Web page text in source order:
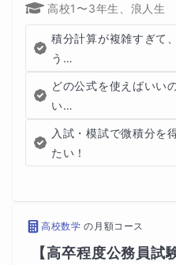
高校1〜3年生、浪人生
積分計算が複雑すぎて
う…
どの公式を使えばいい
い…
入試・模試で微積分を
たい！
高校数学 の 月額コース
【高卒程度公務員試